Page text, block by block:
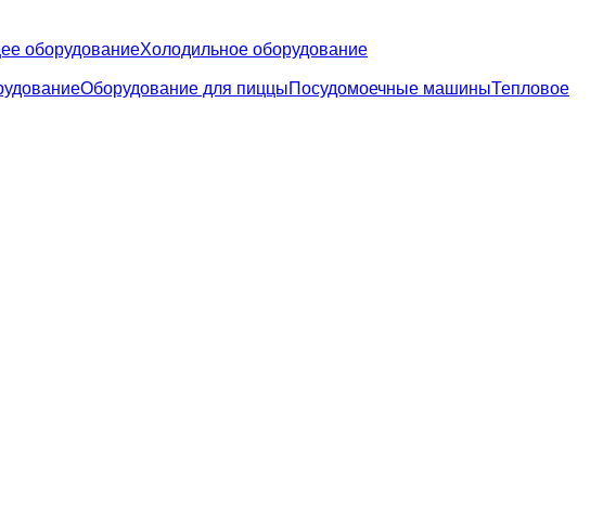
оборудованиеХолодильное оборудование
Оборудование для пиццыПосудомоечные машиныТепловое